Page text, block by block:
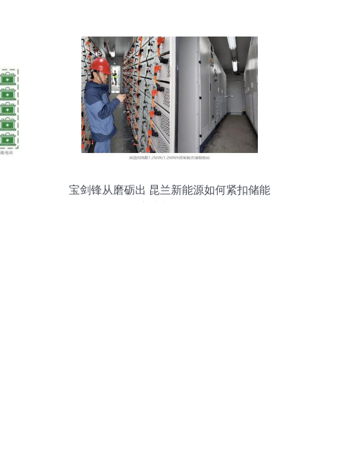
宝剑锋从磨砺出 昆兰新能源如何紧扣储能